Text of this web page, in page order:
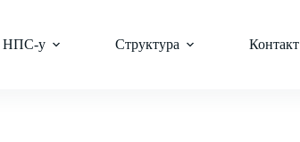
НПС-у Структура Контакт